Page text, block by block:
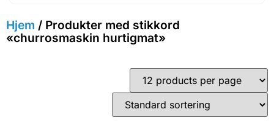
Hjem / Produkter med stikkord
«churrosmaskin hurtigmat»